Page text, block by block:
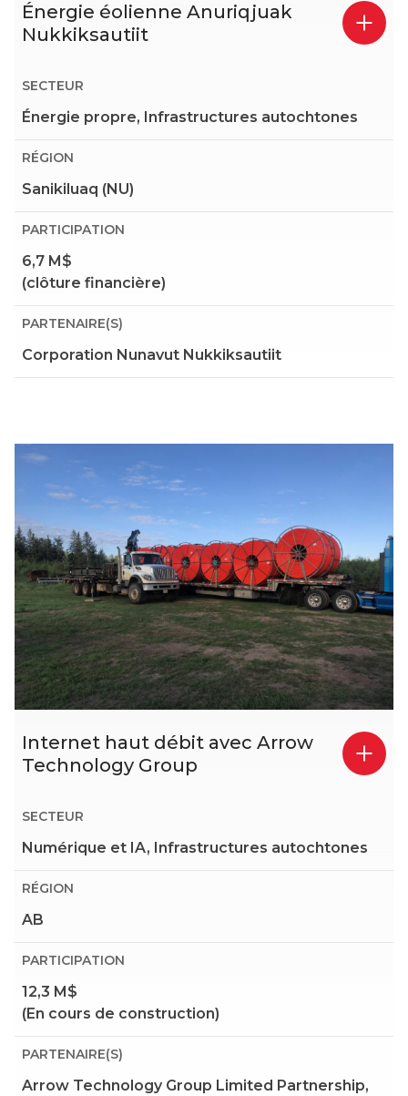
Énergie éolienne Anuriqjuak
Nukkiksautiit
SECTEUR
Énergie propre, Infrastructures autochtones
RÉGION
Sanikiluaq (NU)
PARTICIPATION
6,7 M$
(clôture financière)
PARTENAIRE(S)
Corporation Nunavut Nukkiksautiit
Internet haut débit avec Arrow
Technology Group
SECTEUR
Numérique et IA, Infrastructures autochtones
RÉGION
AB
PARTICIPATION
12,3 M$
(En cours de construction)
PARTENAIRE(S)
Arrow Technology Group Limited Partnership,